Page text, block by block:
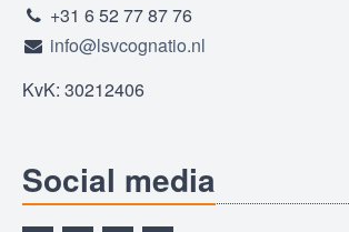
+31 6 52 77 87 76
info@lsvcognatio.nl
KvK: 30212406
Social media